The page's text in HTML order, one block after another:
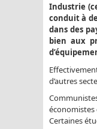
Industrie
conduit à
dans des
bien aux
d’autres
économistes
Certaines